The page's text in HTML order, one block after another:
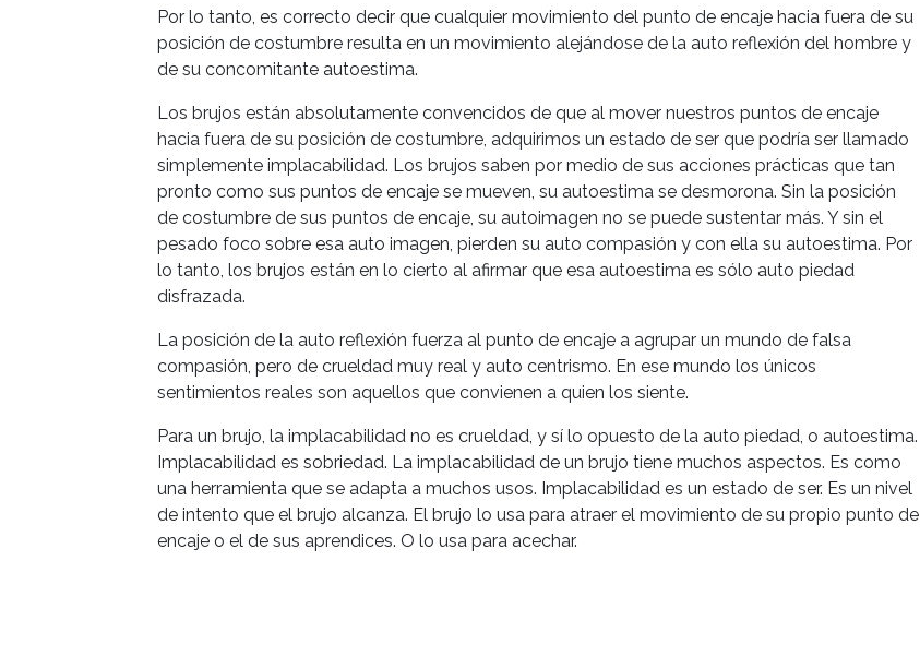
Por lo tanto, es correcto decir que cualquier movimiento del punto de encaje hacia fuera de su
posición de costumbre resulta en un movimiento alejándose de la auto reflexión del hombre y
de su concomitante autoestima.
Los brujos están absolutamente convencidos de que al mover nuestros puntos de encaje
hacia fuera de su posición de costumbre, adquirimos un estado de ser que podría ser llamado
simplemente implacabilidad. Los brujos saben por medio de sus acciones prácticas que tan
pronto como sus puntos de encaje se mueven, su autoestima se desmorona. Sin la posición
de costumbre de sus puntos de encaje, su autoimagen no se puede sustentar más. Y sin el
pesado foco sobre esa auto imagen, pierden su auto compasión y con ella su autoestima. Por
lo tanto, los brujos están en lo cierto al afirmar que esa autoestima es sólo auto piedad
disfrazada.
La posición de la auto reflexión fuerza al punto de encaje a agrupar un mundo de falsa
compasión, pero de crueldad muy real y auto centrismo. En ese mundo los únicos
sentimientos reales son aquellos que convienen a quien los siente.
Para un brujo, la implacabilidad no es crueldad, y sí lo opuesto de la auto piedad, o autoestima.
Implacabilidad es sobriedad. La implacabilidad de un brujo tiene muchos aspectos. Es como
una herramienta que se adapta a muchos usos. Implacabilidad es un estado de ser. Es un nivel
de intento que el brujo alcanza. El brujo lo usa para atraer el movimiento de su propio punto de
encaje o el de sus aprendices. O lo usa para acechar.